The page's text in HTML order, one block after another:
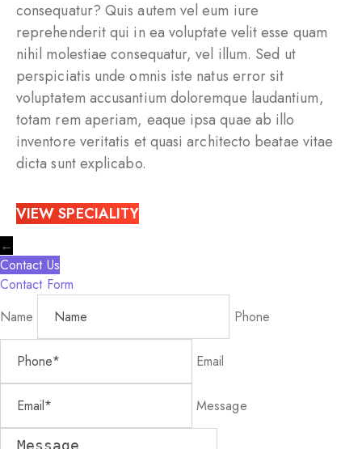
consequatur? Quis autem vel eum iure
reprehenderit qui in ea voluptate velit esse quam
nihil molestiae consequatur, vel illum. Sed ut
perspiciatis unde omnis iste natus error sit
voluptatem accusantium doloremque laudantium,
totam rem aperiam, eaque ipsa quae ab illo
inventore veritatis et quasi architecto beatae vitae
dicta sunt explicabo.
VIEW SPECIALITY
←
Contact Us
Contact Form
Name
Phone
Email
Message